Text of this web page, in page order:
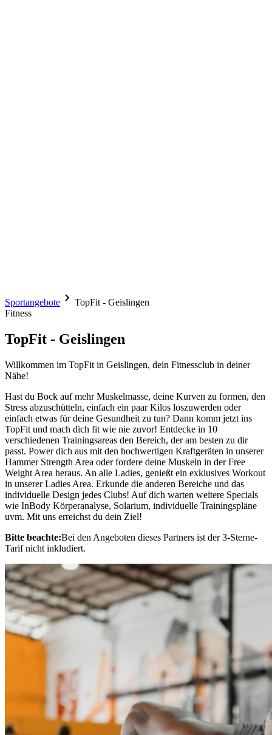
Sportangebote
TopFit - Geislingen
Fitness
TopFit - Geislingen
Willkommen im TopFit in Geislingen, dein Fitnessclub in deiner
Nähe!
Hast du Bock auf mehr Muskelmasse, deine Kurven zu formen, den
Stress abzuschütteln, einfach ein paar Kilos loszuwerden oder
einfach etwas für deine Gesundheit zu tun? Dann komm jetzt ins
TopFit und mach dich fit wie nie zuvor! Entdecke in 10
verschiedenen Trainingsareas den Bereich, der am besten zu dir
passt. Power dich aus mit den hochwertigen Kraftgeräten in unserer
Hammer Strength Area oder fordere deine Muskeln in der Free
Weight Area heraus. An alle Ladies, genießt ein exklusives Workout
in unserer Ladies Area. Erkunde die anderen Bereiche und das
individuelle Design jedes Clubs! Auf dich warten weitere Specials
wie InBody Körperanalyse, Solarium, individuelle Trainingspläne
uvm. Mit uns erreichst du dein Ziel!
Bitte beachte:Bei den Angeboten dieses Partners ist der 3-Sterne-
Tarif nicht inkludiert.